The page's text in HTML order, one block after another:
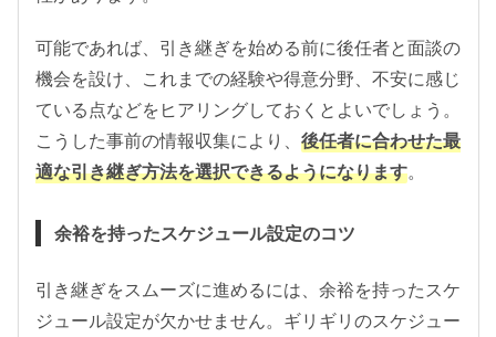
可能であれば、引き継ぎを始める前に後任者と面談の
機会を設け、これまでの経験や得意分野、不安に感じ
ている点などをヒアリングしておくとよいでしょう。
こうした事前の情報収集により、 後任者に合わせた最
適な引き継ぎ方法を選択できるようになります。
余裕を持ったスケジュール設定のコツ
引き継ぎをスムーズに進めるには、余裕を持ったスケ
ジュール設定が欠かせません。ギリギリのスケジュー